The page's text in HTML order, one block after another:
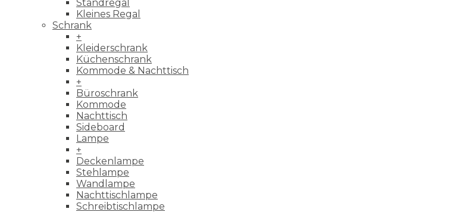
Standregal
Kleines Regal
Schrank
+
Kleiderschrank
Küchenschrank
Kommode & Nachttisch
+
Büroschrank
Kommode
Nachttisch
Sideboard
Lampe
+
Deckenlampe
Stehlampe
Wandlampe
Nachttischlampe
Schreibtischlampe